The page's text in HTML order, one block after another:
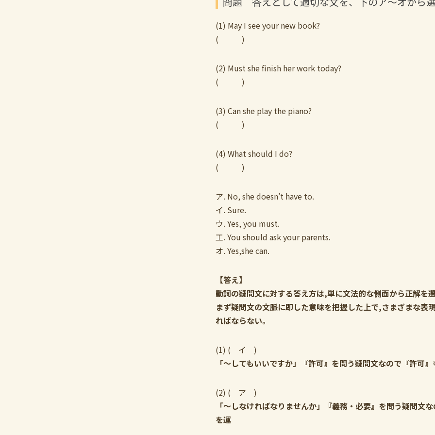
(1) May I see your new book?
( )
(2) Must she finish her work today?
( )
(3) Can she play the piano?
( )
(4) What should I do?
( )
ア. No, she doesn’t have to.
イ. Sure.
ウ. Yes, you must.
工. You should ask your parents.
オ. Yes,she can.
【答え】
動詞の疑問文に対する答え方は,単に文法的な側面から正解を
まず疑問文の文脈に即した意味を把握した上で,さまざまな表
ればならない。
(1) ( イ )
「〜してもいいですか」『許可』を問う疑問文なので『許可
(2) ( ア )
「〜しなければなりませんか」『義務・必要』を問う疑問文
を運